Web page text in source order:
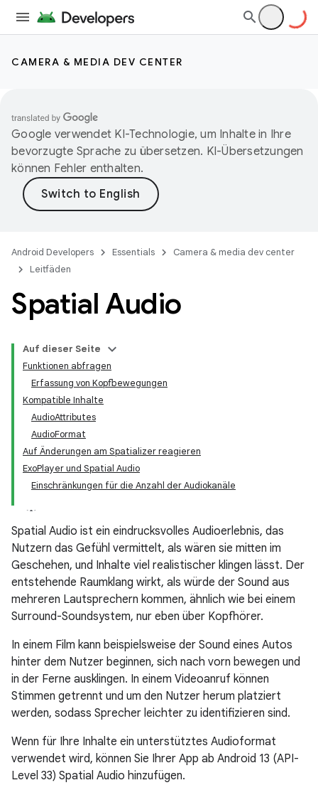
CAMERA & MEDIA DEV CENTER
Google verwendet KI-Technologie, um Inhalte in Ihre
bevorzugte Sprache zu übersetzen. KI-Übersetzungen
können Fehler enthalten.
Android Developers Essentials
Camera & media dev center
Leitfäden
Spatial Audio
Auf dieser Seite
Funktionen abfragen
Erfassung von Kopfbewegungen
Kompatible Inhalte
AudioAttributes
AudioFormat
Auf Änderungen am Spatializer reagieren
ExoPlayer und Spatial Audio
Einschränkungen für die Anzahl der Audiokanäle
Spatial Audio ist ein eindrucksvolles Audioerlebnis, das
Nutzern das Gefühl vermittelt, als wären sie mitten im
Geschehen, und Inhalte viel realistischer klingen lässt. Der
entstehende Raumklang wirkt, als würde der Sound aus
mehreren Lautsprechern kommen, ähnlich wie bei einem
Surround-Soundsystem, nur eben über Kopfhörer.
In einem Film kann beispielsweise der Sound eines Autos
hinter dem Nutzer beginnen, sich nach vorn bewegen und
in der Ferne ausklingen. In einem Videoanruf können
Stimmen getrennt und um den Nutzer herum platziert
werden, sodass Sprecher leichter zu identifizieren sind.
Wenn für Ihre Inhalte ein unterstütztes Audioformat
verwendet wird, können Sie Ihrer App ab Android 13 (API-
Level 33) Spatial Audio hinzufügen.